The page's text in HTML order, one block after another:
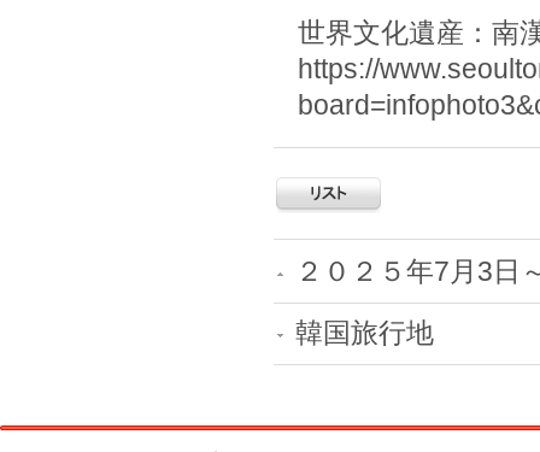
世界文化遺産：南
https://
２０２５年7月3日
韓国旅行地